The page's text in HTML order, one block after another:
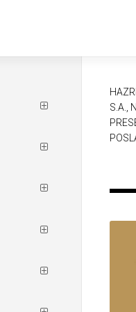
S.A.,